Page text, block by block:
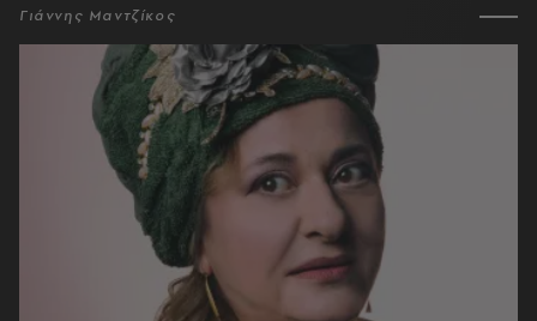
Γιάννης Μαντζίκος